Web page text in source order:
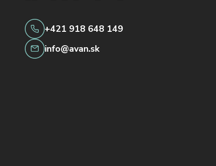
+421 918 648 149
info@avan.sk